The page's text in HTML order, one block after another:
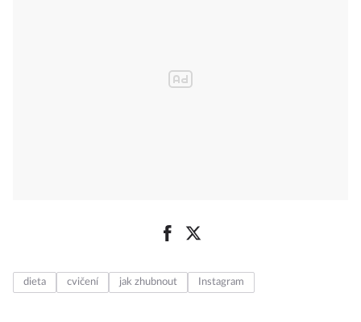
dieta cvičení jak zhubnout Instagram